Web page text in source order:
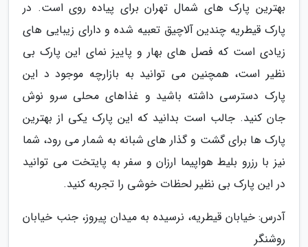
بهترین پارک های شمال تهران برای پیاده روی است. در
پارک قیطریه چندین آلاچیق تعبیه شده و دارای زیبایی های
زیادی است که فصل های بهار و پاییز نمای این پارک بی
نظیر است، همچنین می توانید به بازارچه موجود د این
پارک دسترسی داشته باشید و غذاهای محلی سرو نوش
جان کنید. جالب است بدانید که این پارک یکی از بهترین
پارک ها برای گشت و گذار های شبانه به شمار می رود، شما
نیز با رزرو بلیط هواپیما ارزان و سفر به پایتخت می توانید
در این پارک بی نظیر لحظات خوشی را تجربه کنید.
آدرس: خیابان قیطریه، نرسیده به میدان پیروز، جنب خیابان
روشنگر